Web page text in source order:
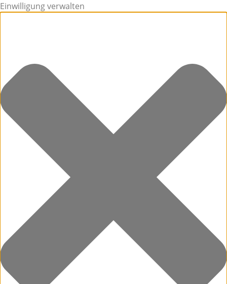
Einwilligung verwalten